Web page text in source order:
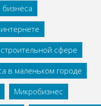
сфере
в маленьком городе
Микробизнес